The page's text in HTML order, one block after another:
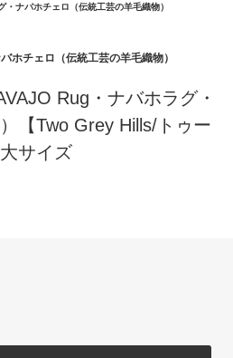
ナバホチェロ（伝統工芸の羊毛織物）
ホチェロ（伝統工芸の羊毛織物）
Rug・ナバホラグ・
【Two Grey Hills/トゥー
サイズ